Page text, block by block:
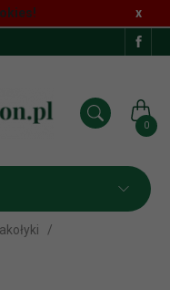
x
0